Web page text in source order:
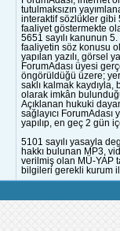
tutulmaksızın
interaktif sözlükler gibi
faaliyet göstermekte
5651 sayılı kanunun
faaliyetin söz konusu
yapılan yazılı, görsel
ForumAdası üyesi
öngörüldüğü üzere;
saklı kalmak
olarak imkân
Açıklanan hukuki
sağlayıcı
yapılıp, en geç 2 gün
5101 sayılı yasayla
hakkı bulunan MP3,
verilmiş olan MÜ-YAP
bilgileri gerekli kurum